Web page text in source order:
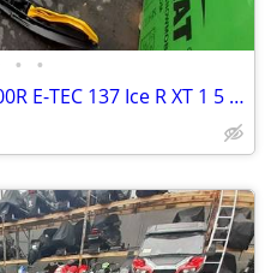
• •
2024 Ski-Doo MXZ X Rotax 600R E-TEC 137 Ice R XT 1 5 7 2 in Yel